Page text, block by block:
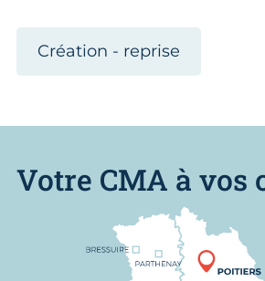
Création - reprise
Votre CMA à vos